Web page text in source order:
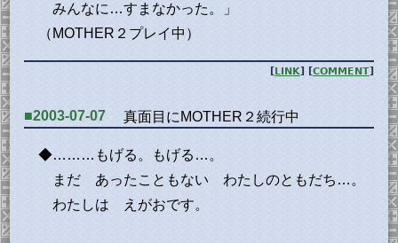
みんなに…すまなかった。」
（MOTHER２プレイ中）
[LINK] [COMMENT]
■2003-07-07 真面目にMOTHER２続行中
◆………もげる。もげる…。
まだ あったこともない わたしのともだち…。
わたしは えがおです。